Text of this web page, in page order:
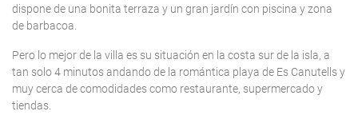
dispone de una bonita terraza y un gran jardín con piscina y zona
de barbacoa.
Pero lo mejor de la villa es su situación en la costa sur de la isla, a
tan solo 4 minutos andando de la romántica playa de Es Canutells y
muy cerca de comodidades como restaurante, supermercado y
tiendas.